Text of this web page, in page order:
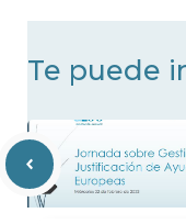
Te puede